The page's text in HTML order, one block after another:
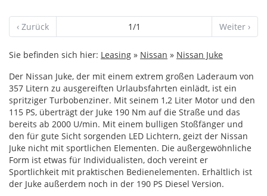
Sie befinden sich hier: Leasing » Nissan » Nissan Juke
Der Nissan Juke, der mit einem extrem großen Laderaum von
357 Litern zu ausgereiften Urlaubsfahrten einlädt, ist ein
spritziger Turbobenziner. Mit seinem 1,2 Liter Motor und den
115 PS, überträgt der Juke 190 Nm auf die Straße und das
bereits ab 2000 U/min. Mit einem bulligen Stoßfänger und
den für gute Sicht sorgenden LED Lichtern, geizt der Nissan
Juke nicht mit sportlichen Elementen. Die außergewöhnliche
Form ist etwas für Individualisten, doch vereint er
Sportlichkeit mit praktischen Bedienelementen. Erhältlich ist
der Juke außerdem noch in der 190 PS Diesel Version.
‹ Zurück 1/1 Weiter ›